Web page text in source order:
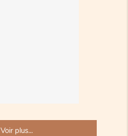
Voir plus...